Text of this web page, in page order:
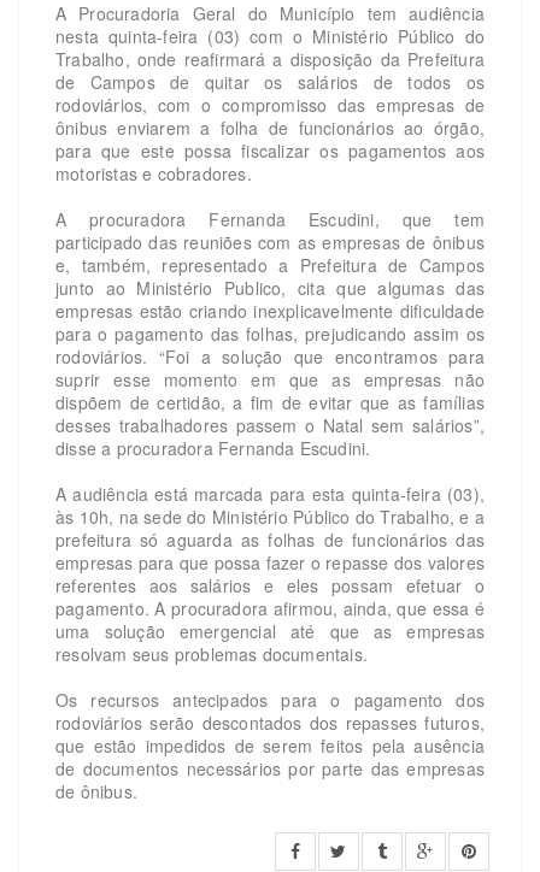
A Procuradoria Geral do Município tem audiência
nesta quinta-feira (03) com o Ministério Público do
Trabalho, onde reafirmará a disposição da Prefeitura
de Campos de quitar os salários de todos os
rodoviários, com o compromisso das empresas de
ônibus enviarem a folha de funcionários ao órgão,
para que este possa fiscalizar os pagamentos aos
motoristas e cobradores.
A procuradora Fernanda Escudini, que tem
participado das reuniões com as empresas de ônibus
e, também, representado a Prefeitura de Campos
junto ao Ministério Publico, cita que algumas das
empresas estão criando inexplicavelmente dificuldade
para o pagamento das folhas, prejudicando assim os
rodoviários. “Foi a solução que encontramos para
suprir esse momento em que as empresas não
dispõem de certidão, a fim de evitar que as famílias
desses trabalhadores passem o Natal sem salários”,
disse a procuradora Fernanda Escudini.
A audiência está marcada para esta quinta-feira (03),
às 10h, na sede do Ministério Público do Trabalho, e a
prefeitura só aguarda as folhas de funcionários das
empresas para que possa fazer o repasse dos valores
referentes aos salários e eles possam efetuar o
pagamento. A procuradora afirmou, ainda, que essa é
uma solução emergencial até que as empresas
resolvam seus problemas documentais.
Os recursos antecipados para o pagamento dos
rodoviários serão descontados dos repasses futuros,
que estão impedidos de serem feitos pela ausência
de documentos necessários por parte das empresas
de ônibus.